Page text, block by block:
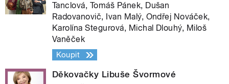
Tanclová, Tomáš Pánek, Dušan
Radovanovič, Ivan Malý, Ondřej Nováček,
Karolína Stegurová, Michal Dlouhý, Miloš
Vaněček
Koupit
Děkovačky Libuše Švormové